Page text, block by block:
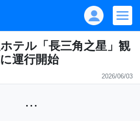
テル「長三角之星」観
運行開始
2026/06/03
...